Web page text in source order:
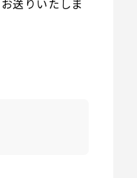
送りいたしま